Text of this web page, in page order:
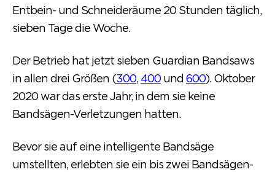
Entbein- und Schneideräume 20 Stunden täglich,
sieben Tage die Woche.
Der Betrieb hat jetzt sieben Guardian Bandsaws
in allen drei Größen (300,400 und 600). Oktober
2020 war das erste Jahr, in dem sie keine
Bandsägen-Verletzungen hatten.
Bevor sie auf eine intelligente Bandsäge
umstellten, erlebten sie ein bis zwei Bandsägen-